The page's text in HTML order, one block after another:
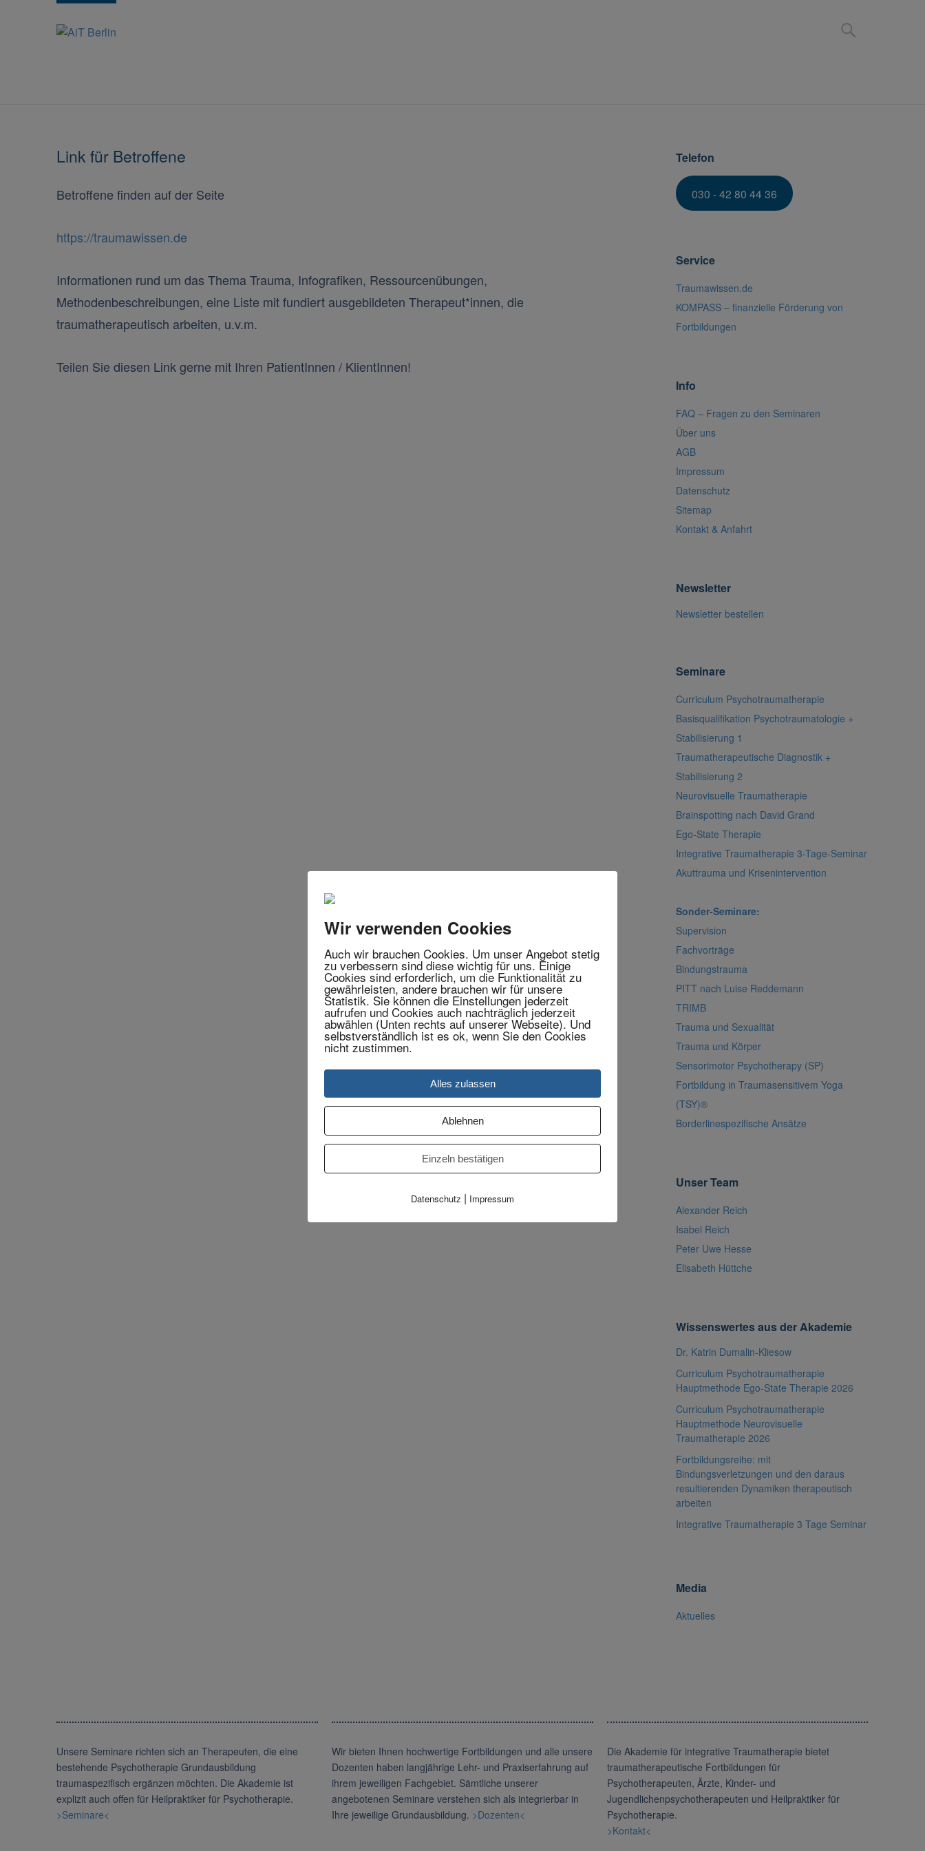
Link für Betroffene
Betroffene finden auf der Seite
https://traumawissen.de
Informationen rund um das Thema Trauma, Infografiken, Ressourcenübungen,
Methodenbeschreibungen, eine Liste mit fundiert ausgebildeten Therapeut*innen, die
traumatherapeutisch arbeiten, u.v.m.
Teilen Sie diesen Link gerne mit Ihren PatientInnen / KlientInnen!
Telefon
030 - 42 80 44 36
Service
Traumawissen.de
KOMPASS – finanzielle Förderung von
Fortbildungen
Info
FAQ – Fragen zu den Seminaren
Über uns
AGB
Impressum
Datenschutz
Sitemap
Kontakt & Anfahrt
Newsletter
Newsletter bestellen
Seminare
Curriculum Psychotraumatherapie
Basisqualifikation Psychotraumatologie +
Stabilisierung 1
Traumatherapeutische Diagnostik +
Stabilisierung 2
Neurovisuelle Traumatherapie
Brainspotting nach David Grand
Ego-State Therapie
Integrative Traumatherapie 3-Tage-Seminar
Akuttrauma und Krisenintervention
Sonder-Seminare:
Supervision
Fachvorträge
Bindungstrauma
PITT nach Luise Reddemann
TRIMB
Trauma und Sexualität
Trauma und Körper
Sensorimotor Psychotherapy (SP)
Fortbildung in Traumasensitivem Yoga
(TSY)®
Borderlinespezifische Ansätze
Unser Team
Alexander Reich
Isabel Reich
Peter Uwe Hesse
Elisabeth Hüttche
Wissenswertes aus der Akademie
Dr. Katrin Dumalin-Kliesow
Curriculum Psychotraumatherapie
Hauptmethode Ego-State Therapie 2026
Curriculum Psychotraumatherapie
Hauptmethode Neurovisuelle
Traumatherapie 2026
Fortbildungsreihe: mit
Bindungsverletzungen und den daraus
resultierenden Dynamiken therapeutisch
arbeiten
Integrative Traumatherapie 3 Tage Seminar
Media
Aktuelles
Unsere Seminare richten sich an Therapeuten, die eine
bestehende Psychotherapie Grundausbildung
traumaspezifisch ergänzen möchten. Die Akademie ist
explizit auch offen für Heilpraktiker für Psychotherapie.
>Seminare<
Wir bieten Ihnen hochwertige Fortbildungen und alle unsere
Dozenten haben langjährige Lehr- und Praxiserfahrung auf
ihrem jeweiligen Fachgebiet. Sämtliche unserer
angebotenen Seminare verstehen sich als integrierbar in
Ihre jeweilige Grundausbildung. >Dozenten<
Die Akademie für integrative Traumatherapie bietet
traumatherapeutische Fortbildungen für
Psychotherapeuten, Ärzte, Kinder- und
Jugendlichenpsychotherapeuten und Heilpraktiker für
Psychotherapie.
>Kontakt<
Wir verwenden Cookies
Auch wir brauchen Cookies. Um unser Angebot stetig
zu verbessern sind diese wichtig für uns. Einige
Cookies sind erforderlich, um die Funktionalität zu
gewährleisten, andere brauchen wir für unsere
Statistik. Sie können die Einstellungen jederzeit
aufrufen und Cookies auch nachträglich jederzeit
abwählen (Unten rechts auf unserer Webseite). Und
selbstverständlich ist es ok, wenn Sie den Cookies
nicht zustimmen.
Alles zulassen
Ablehnen
Einzeln bestätigen
Datenschutz | Impressum